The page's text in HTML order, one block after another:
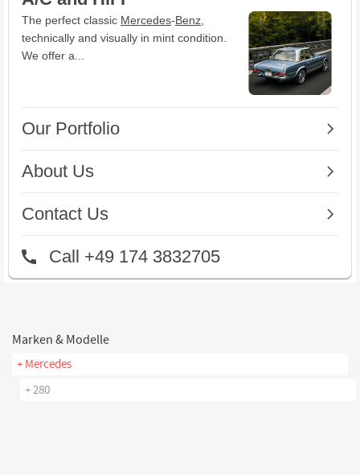
Marken & Modelle
+ Mercedes
+ 280